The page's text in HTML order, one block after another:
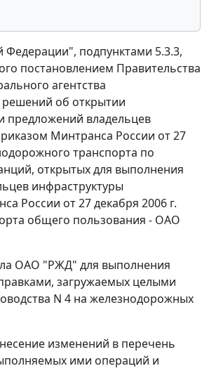
подпунктами 5.3.3,
постановлением Правительства
агентства
об открытии
предложений владельцев
Минтранса России от 27
транспорта по
открытых для выполнения
инфраструктуры
России от 27 декабря 2006 г.
общего пользования - ОАО
ОАО "РЖД" для выполнения
загружаемых целыми
N 4 на железнодорожных
изменений в перечень
ими операций и